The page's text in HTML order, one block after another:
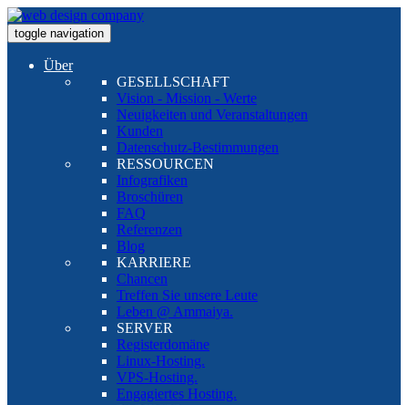
toggle navigation
Über
GESELLSCHAFT
Vision - Mission - Werte
Neuigkeiten und Veranstaltungen
Kunden
Datenschutz-Bestimmungen
RESSOURCEN
Infografiken
Broschüren
FAQ
Referenzen
Blog
KARRIERE
Chancen
Treffen Sie unsere Leute
Leben @ Ammaiya.
SERVER
Registerdomäne
Linux-Hosting.
VPS-Hosting.
Engagiertes Hosting.